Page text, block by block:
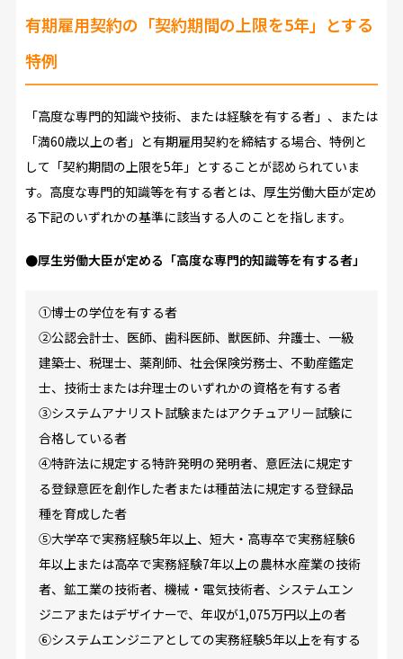
有期雇用契約の「契約期間の上限を5年」とする
特例
「高度な専門的知識や技術、または経験を有する者」、または
「満60歳以上の者」と有期雇用契約を締結する場合、特例と
して「契約期間の上限を5年」とすることが認められていま
す。高度な専門的知識等を有する者とは、厚生労働大臣が定め
る下記のいずれかの基準に該当する人のことを指します。
●厚生労働大臣が定める「高度な専門的知識等を有する者」
①博士の学位を有する者
②公認会計士、医師、歯科医師、獣医師、弁護士、一級
建築士、税理士、薬剤師、社会保険労務士、不動産鑑定
士、技術士または弁理士のいずれかの資格を有する者
③システムアナリスト試験またはアクチュアリー試験に
合格している者
④特許法に規定する特許発明の発明者、意匠法に規定す
る登録意匠を創作した者または種苗法に規定する登録品
種を育成した者
⑤大学卒で実務経験5年以上、短大・高専卒で実務経験6
年以上または高卒で実務経験7年以上の農林水産業の技術
者、鉱工業の技術者、機械・電気技術者、システムエン
ジニアまたはデザイナーで、年収が1,075万円以上の者
⑥システムエンジニアとしての実務経験5年以上を有する